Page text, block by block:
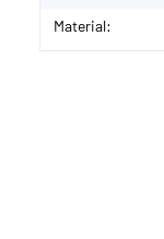
Material: